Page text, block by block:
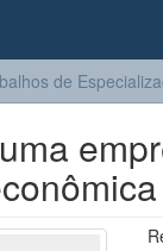
de